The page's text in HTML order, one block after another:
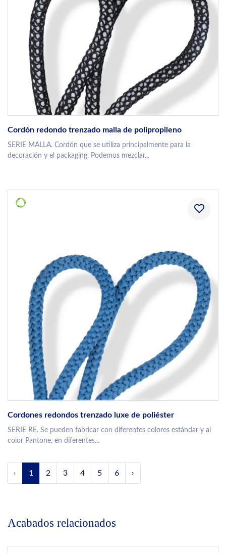
Cordón redondo trenzado malla de polipropileno
SERIE MALLA. Cordón que se utiliza principalmente para la
decoración y el packaging. Podemos mezclar...
Cordones redondos trenzado luxe de poliéster
SERIE RE. Se pueden fabricar con diferentes colores estándar y al
color Pantone, en diferentes...
‹ 1 2 3 4 5 6 ›
Acabados relacionados